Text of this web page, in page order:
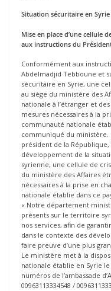
Situation sécuritaire en Syrie
Mise en place d’une cellule
aux instructions du
Conformément aux
Abdelmadjid Tebboune et
sécuritaire en Syrie, une
au siège du ministère des
nationale à l’étranger et
mesures nécessaires à la
communauté nationale
communiqué du ministère.
président de la
développement de la
syrienne, une cellule de
du ministère des Affaires
nécessaires à la prise en
nationale établie dans ce
« Notre département
présents sur le territoire
nos services, afin de
dans le contexte des
faire preuve d’une plus
Le ministère met à la
nationale établie en Syrie
numéros de l’ambassade
00963113334548 /